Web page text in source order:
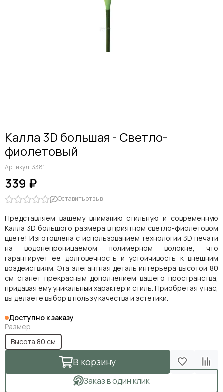
Ранункулюсы
Гладиолусы
Другие цветы
Космеи, ромашки
Калла 3D большая - Светло-
фиолетовый
Артикул:3381
339 ₽
Оставить отзыв
Представляем вашему вниманию стильную и современную
Калла 3D большого размера в приятном светло-фиолетовом
цвете! Изготовлена с использованием технологии 3D печати
на водонепроницаемом полимерном волокне, что
гарантирует ее долговечность и устойчивость к внешним
воздействиям. Эта элегантная деталь интерьера высотой 80
см станет прекрасным дополнением вашего пространства,
придавая ему уникальный характер и стиль. Приобретая у нас,
вы делаете выбор в пользу качества и эстетики.
Доступно к заказу
Размер
Высота 80 см
В корзину
Заказ в один клик